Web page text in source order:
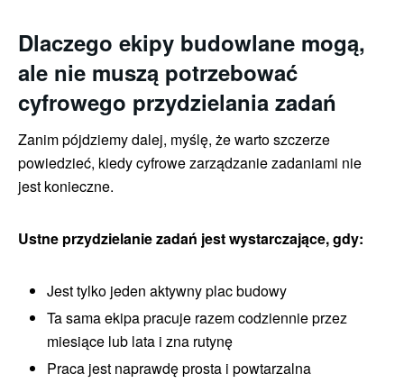
Dlaczego ekipy budowlane mogą,
ale nie muszą potrzebować
cyfrowego przydzielania zadań
Zanim pójdziemy dalej, myślę, że warto szczerze
powiedzieć, kiedy cyfrowe zarządzanie zadaniami nie
jest konieczne.
Ustne przydzielanie zadań jest wystarczające, gdy:
Jest tylko jeden aktywny plac budowy
Ta sama ekipa pracuje razem codziennie przez
miesiące lub lata i zna rutynę
Praca jest naprawdę prosta i powtarzalna